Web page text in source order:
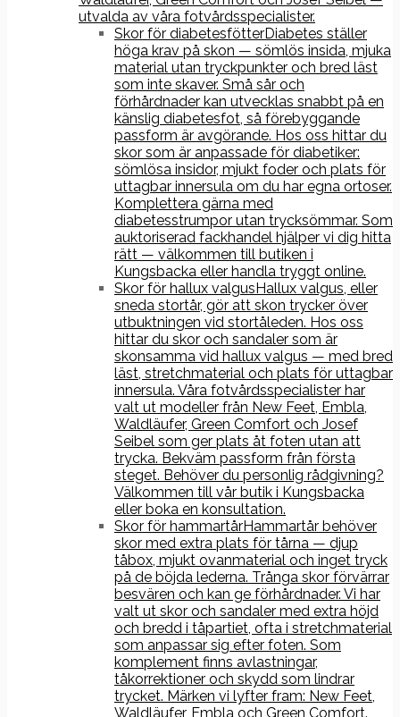
utvalda av våra fotvårdsspecialister.
Skor för diabetesfötterDiabetes ställer
höga krav på skon — sömlös insida, mjuka
material utan tryckpunkter och bred läst
som inte skaver. Små sår och
förhårdnader kan utvecklas snabbt på en
känslig diabetesfot, så förebyggande
passform är avgörande. Hos oss hittar du
skor som är anpassade för diabetiker:
sömlösa insidor, mjukt foder och plats för
uttagbar innersula om du har egna ortoser.
Komplettera gärna med
diabetesstrumpor utan trycksömmar. Som
auktoriserad fackhandel hjälper vi dig hitta
rätt — välkommen till butiken i
Kungsbacka eller handla tryggt online.
Skor för hallux valgusHallux valgus, eller
sneda stortår, gör att skon trycker över
utbuktningen vid stortåleden. Hos oss
hittar du skor och sandaler som är
skonsamma vid hallux valgus — med bred
läst, stretchmaterial och plats för uttagbar
innersula. Våra fotvårdsspecialister har
valt ut modeller från New Feet, Embla,
Waldläufer, Green Comfort och Josef
Seibel som ger plats åt foten utan att
trycka. Bekväm passform från första
steget. Behöver du personlig rådgivning?
Välkommen till vår butik i Kungsbacka
eller boka en konsultation.
Skor för hammartårHammartår behöver
skor med extra plats för tårna — djup
tåbox, mjukt ovanmaterial och inget tryck
på de böjda lederna. Trånga skor förvärrar
besvären och kan ge förhårdnader. Vi har
valt ut skor och sandaler med extra höjd
och bredd i tåpartiet, ofta i stretchmaterial
som anpassar sig efter foten. Som
komplement finns avlastningar,
tåkorrektioner och skydd som lindrar
trycket. Märken vi lyfter fram: New Feet,
Waldläufer, Embla och Green Comfort.